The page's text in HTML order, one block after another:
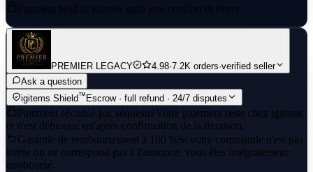
Payment held in escrow until you confirm delivery
PREMIER LEGACY 4.98·7.2K orders·verified seller
Ask a question
igitems Shield™ Escrow · full refund · 24/7 disputes
Paiement sécurisé par séquestreVotre paiement reste chez igitems
et n'est débloqué qu'après confirmation de la livraison.
Garantie de remboursement à 100 %Si votre commande n'est pas
livrée ou ne correspond pas à l'annonce, vous êtes intégralement
remboursé.